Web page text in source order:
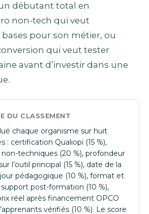
débutant total en
non-tech qui veut
pour son métier, ou
qui veut tester
avant d’investir dans une
DU CLASSEMENT
chaque organisme sur huit
: certification Qualiopi (15 %),
non-techniques (20 %), profondeur
l’outil principal (15 %), date de la
pédagogique (10 %), format et
post-formation (10 %),
réel après financement OPCO
vérifiés (10 %). Le score